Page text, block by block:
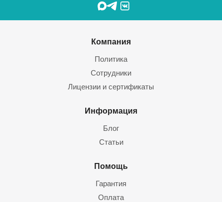
Компания
Политика
Сотрудники
Лицензии и сертификаты
Информация
Блог
Статьи
Помощь
Гарантия
Оплата